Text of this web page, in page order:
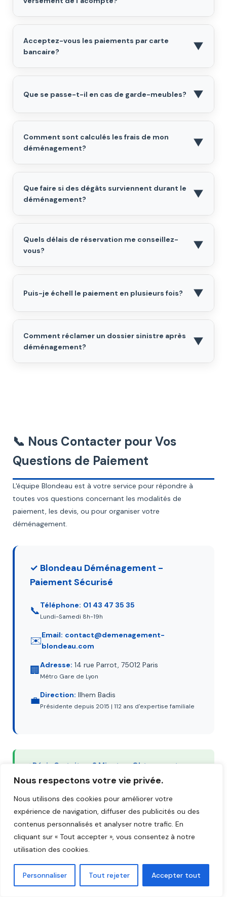
Nous respectons votre vie privée.
Nous utilisons des cookies pour améliorer votre
expérience de navigation, diffuser des publicités ou des
contenus personnalisés et analyser notre trafic. En
cliquant sur « Tout accepter », vous consentez à notre
utilisation des cookies.
Personnaliser Tout rejeter Accepter tout
Acceptez-vous les paiements par carte
bancaire?
▼
Que se passe-t-il en cas de garde-meubles? ▼
Comment sont calculés les frais de mon
déménagement?
▼
Que faire si des dégâts surviennent durant le
déménagement?
▼
Quels délais de réservation me conseillez-
vous?
▼
Puis-je échell le paiement en plusieurs fois? ▼
Comment réclamer un dossier sinistre après
déménagement?
▼
📞 Nous Contacter pour Vos
Questions de Paiement
L'équipe Blondeau est à votre service pour répondre à
toutes vos questions concernant les modalités de
paiement, les devis, ou pour organiser votre
déménagement.
✓ Blondeau Déménagement -
Paiement Sécurisé
📞Téléphone: 01 43 47 35 35
Lundi-Samedi 8h-19h
✉️Email: contact@demenagement-
blondeau.com
🏢Adresse: 14 rue Parrot, 75012 Paris
Métro Gare de Lyon
💼Direction: Ilhem Badis
Présidente depuis 2015 | 112 ans d'expertise familiale
✓ Dévis Gratuit en 2 Minutes: Obtenez votre
devis sans engagement
• Réponse sous 48h •
Aucune donnée conservée
⭐ Avis de Nos Clients sur le
Paiement & Service